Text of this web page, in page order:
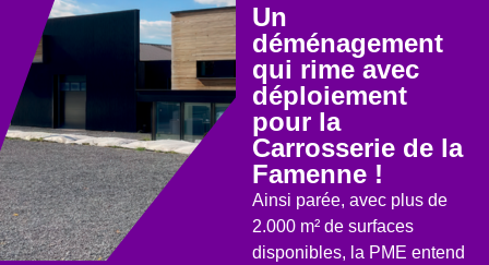
Un
déménagement
qui rime avec
déploiement
pour la
Carrosserie de la
Famenne !
Ainsi parée, avec plus de
2.000 m² de surfaces
disponibles, la PME entend